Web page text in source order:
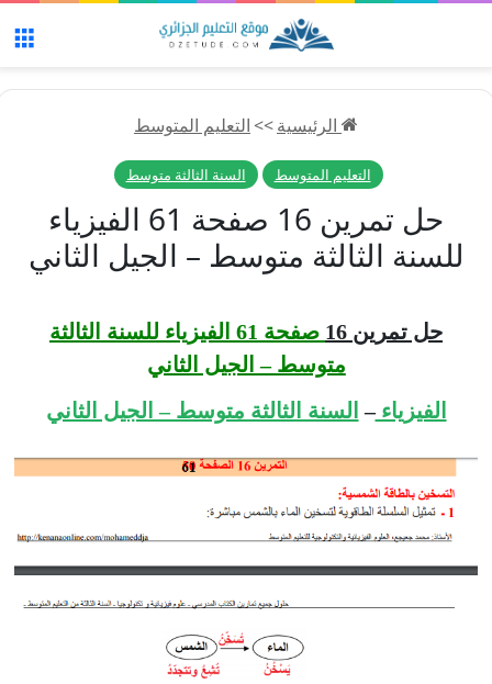
الرئيسية>>التعليم المتوسط
التعليم المتوسط السنة الثالثة متوسط
حل تمرين 16 صفحة 61 الفيزياء
للسنة الثالثة متوسط – الجيل الثاني
حل تمرين 16
صفحة 61 الفيزياء للسنة الثالثة
متوسط – الجيل الثاني
الفيزياء– السنة الثالثة متوسط – الجيل الثاني